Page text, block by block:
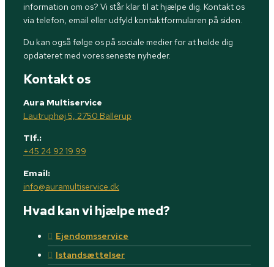
information om os? Vi står klar til at hjælpe dig. Kontakt os
via telefon, email eller udfyld kontaktformularen på siden.
Du kan også følge os på sociale medier for at holde dig
opdateret med vores seneste nyheder.
Kontakt os
Aura Multiservice
Lautruphøj 5, 2750 Ballerup
Tlf.:
+45 24 92 19 99
Email:
info@auramultiservice.dk
Hvad kan vi hjælpe med?
Ejendomsservice
Istandsættelser